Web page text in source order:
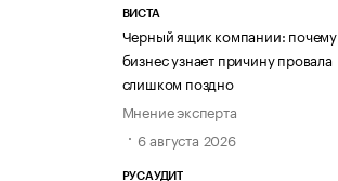
ВИСТА
Черный ящик компании: почему
бизнес узнает причину провала
слишком поздно
Мнение эксперта
6 августа 2026
РУСАУДИТ